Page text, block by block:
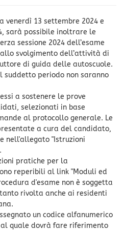
venerdì 13 settembre 2024 e
sarà possibile inoltrare le
sessione 2024 dell’esame
svolgimento dell’attività di
di guida delle autoscuole.
suddetto periodo non saranno
a sostenere le prove
selezionati in base
al protocollo generale. Le
a cura del candidato,
nell'allegato "Istruzioni
pratiche per la
reperibili al link "Moduli ed
d'esame non è soggetta
rivolta anche ai residenti
un codice alfanumerico
al quale dovrà fare riferimento